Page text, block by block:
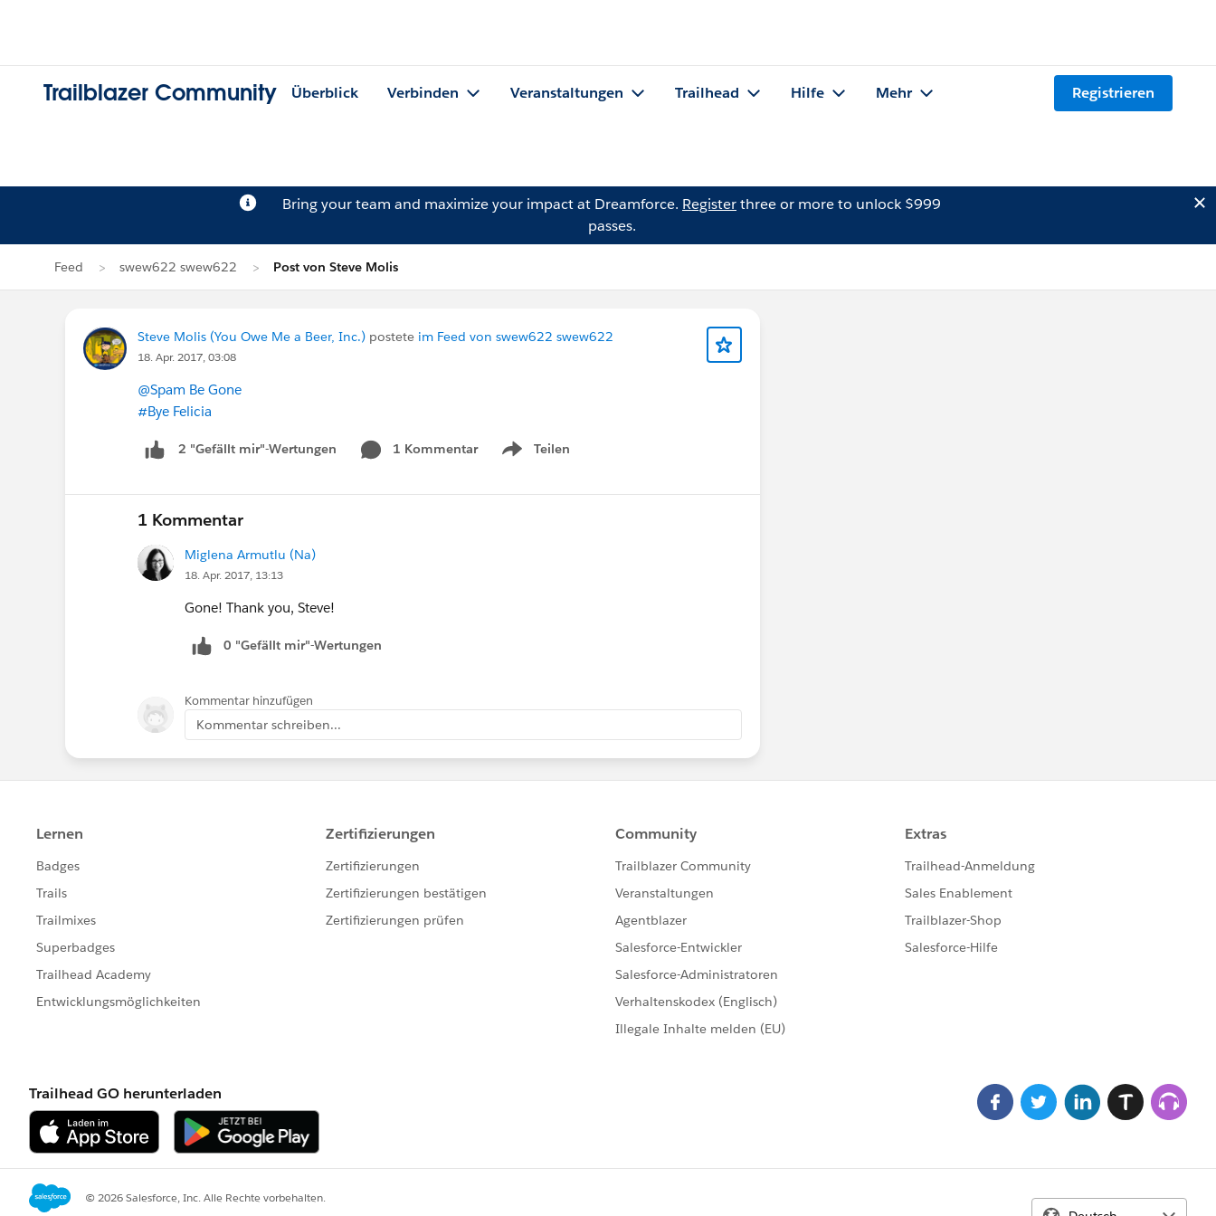
Trailblazer Community Überblick Verbinden Veranstaltungen Trailhead Hilfe Mehr Registrieren
Bring your team and maximize your impact at Dreamforce. Registerthree or more to unlock $999
passes.
Feed swew622 swew622 Post von Steve Molis
Steve Molis (You Owe Me a Beer, Inc.) postete im Feed von swew622 swew622
18. Apr. 2017, 03:08
@Spam Be Gone
#Bye Felicia
2 "Gefällt mir"-Wertungen 1 Kommentar Teilen
Show menu
1 Kommentar
Miglena Armutlu (Na)
18. Apr. 2017, 13:13
Gone! Thank you, Steve!
0 "Gefällt mir"-Wertungen
Kommentar hinzufügen
Kommentar schreiben...